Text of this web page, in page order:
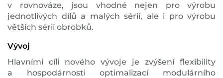
v rovnováze, jsou vhodné nejen pro výrobu
jednotlivých dílů a malých sérií, ale i pro výrobu
větších sérií obrobků.
Vývoj
Hlavními cíli nového vývoje je zvýšení flexibility
a hospodárnosti optimalizací modulárního